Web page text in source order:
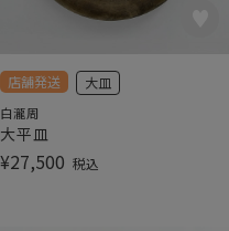
店舗発送 大皿
白瀧周
大平皿
¥27,500 税込